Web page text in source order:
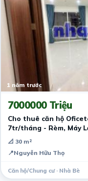
1 năm trước
7000000 Triệu
Cho thuê căn hộ
7tr/tháng - Rèm, Máy
📐 30 m²
📍Nguyễn Hữu Thọ
Căn hộ/Chung cư · Nhà Bè